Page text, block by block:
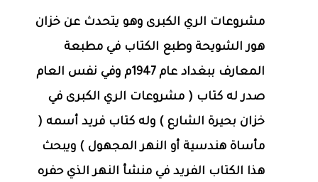
مشروعات الري الكبرى وهو يتحدث عن خزان
هور الشويحة وطبع الكتاب في مطبعة
المعارف ببغداد عام 1947م وفي نفس العام
صدر له كتاب ( مشروعات الري الكبرى في
خزان بحيرة الشارع ) وله كتاب فريد أسمه (
مأساة هندسية أو النهر المجهول ) ويبحث
هذا الكتاب الفريد في منشأ النهر الذي حفره